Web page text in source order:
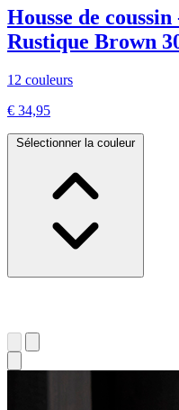
Housse de
Rustique Brown
12 couleurs
€ 34,95
Sélectionner la couleur